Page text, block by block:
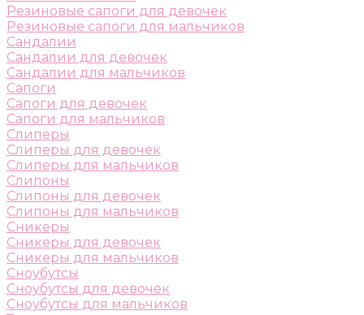
Резиновые сапоги для девочек
Резиновые сапоги для мальчиков
Сандалии
Сандалии для девочек
Сандалии для мальчиков
Сапоги
Сапоги для девочек
Сапоги для мальчиков
Слиперы
Слиперы для девочек
Слиперы для мальчиков
Слипоны
Слипоны для девочек
Слипоны для мальчиков
Сникеры
Сникеры для девочек
Сникеры для мальчиков
Сноубутсы
Сноубутсы для девочек
Сноубутсы для мальчиков